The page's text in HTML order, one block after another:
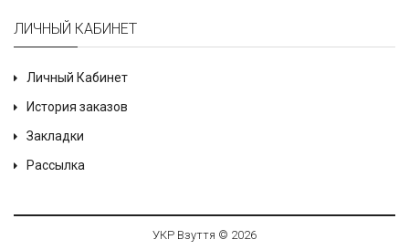
ЛИЧНЫЙ КАБИНЕТ
Личный Кабинет
История заказов
Закладки
Рассылка
УКР Взуття © 2026